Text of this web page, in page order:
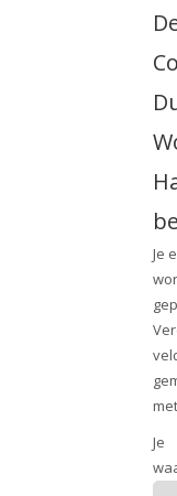
Je
met
Je